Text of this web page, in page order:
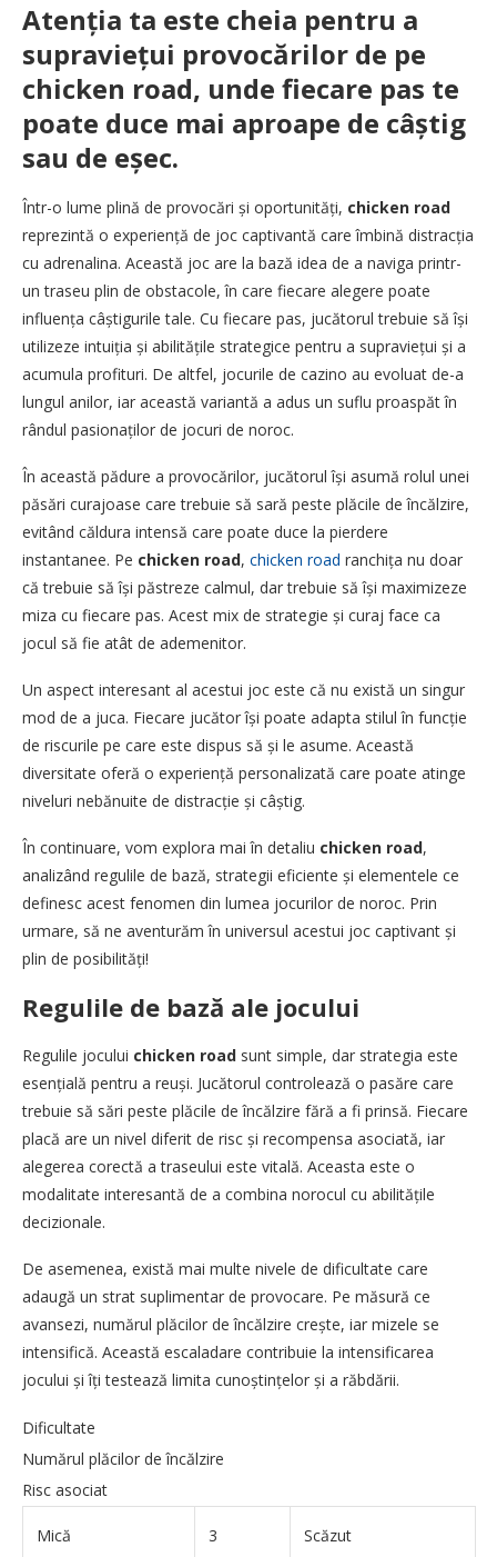
Atenția ta este cheia pentru a
supraviețui provocărilor de pe
chicken road, unde fiecare pas te
poate duce mai aproape de câștig
sau de eșec.
Într-o lume plină de provocări și oportunități, chicken road
reprezintă o experiență de joc captivantă care îmbină distracția
cu adrenalina. Această joc are la bază idea de a naviga printr-
un traseu plin de obstacole, în care fiecare alegere poate
influența câștigurile tale. Cu fiecare pas, jucătorul trebuie să își
utilizeze intuiția și abilitățile strategice pentru a supraviețui și a
acumula profituri. De altfel, jocurile de cazino au evoluat de-a
lungul anilor, iar această variantă a adus un suflu proaspăt în
rândul pasionaților de jocuri de noroc.
În această pădure a provocărilor, jucătorul își asumă rolul unei
păsări curajoase care trebuie să sară peste plăcile de încălzire,
evitând căldura intensă care poate duce la pierdere
instantanee. Pe chicken road, chicken road ranchița nu doar
că trebuie să își păstreze calmul, dar trebuie să își maximizeze
miza cu fiecare pas. Acest mix de strategie și curaj face ca
jocul să fie atât de ademenitor.
Un aspect interesant al acestui joc este că nu există un singur
mod de a juca. Fiecare jucător își poate adapta stilul în funcție
de riscurile pe care este dispus să și le asume. Această
diversitate oferă o experiență personalizată care poate atinge
niveluri nebănuite de distracție și câștig.
În continuare, vom explora mai în detaliu chicken road,
analizând regulile de bază, strategii eficiente și elementele ce
definesc acest fenomen din lumea jocurilor de noroc. Prin
urmare, să ne aventurăm în universul acestui joc captivant și
plin de posibilități!
Regulile de bază ale jocului
Regulile jocului chicken road sunt simple, dar strategia este
esențială pentru a reuși. Jucătorul controlează o pasăre care
trebuie să sări peste plăcile de încălzire fără a fi prinsă. Fiecare
placă are un nivel diferit de risc și recompensa asociată, iar
alegerea corectă a traseului este vitală. Aceasta este o
modalitate interesantă de a combina norocul cu abilitățile
decizionale.
De asemenea, există mai multe nivele de dificultate care
adaugă un strat suplimentar de provocare. Pe măsură ce
avansezi, numărul plăcilor de încălzire crește, iar mizele se
intensifică. Această escaladare contribuie la intensificarea
jocului și îți testează limita cunoștințelor și a răbdării.
Dificultate
Numărul plăcilor de încălzire
Risc asociat
Mică 3 Scăzut